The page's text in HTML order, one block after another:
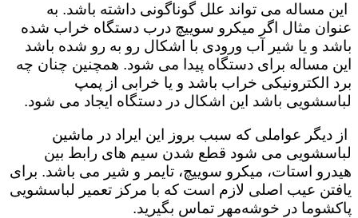
این مساله می تواند علل گوناگونی داشته باشد. به
عنوان مثال اگر میکرو سوییچ درب دستگاه خراب شده
باشد و یا شیر آب ورودی با اشکال رو به رو شده باشد
این مساله برای دستگاه پیدا می شود. همچنین چنان چه
برد الکترونیکی خراب باشد و یا خرابی از پمپ
لباسشویی باشد این اشکال در دستگاه ایجاد می شود.
از دیگر عواملی که سبب بروز این ایراد در ماشین
لباسشویی می شود قطع شدن سیم های رابط بین
هیدرو استات، میکرو سوییچ، تایمر و شیر می باشد. برای
یافتن عیب اصلی لازم است که با مرکز تعمیر لباسشویی
پاکشوما در خوشه‌مهر تماس بگیرید.